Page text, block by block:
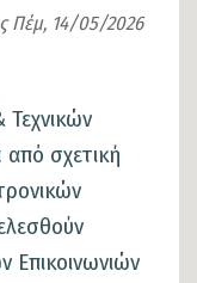
Πέμ, 14/05/2026
σχετική
Επικοινωνιών